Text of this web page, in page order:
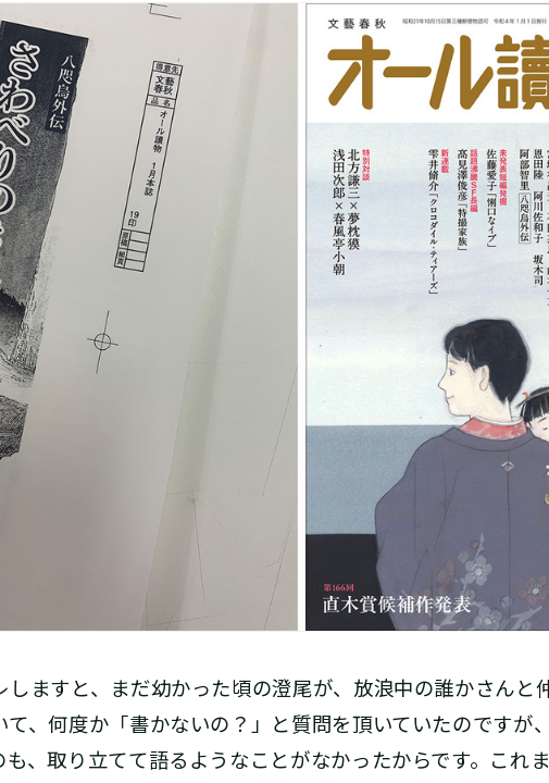
ますと、まだ幼かった頃の澄尾が、放浪中の誰かさんと
、何度か「書かないの？」と質問を頂いていたのですが
、取り立てて語るようなことがなかったからです。これ